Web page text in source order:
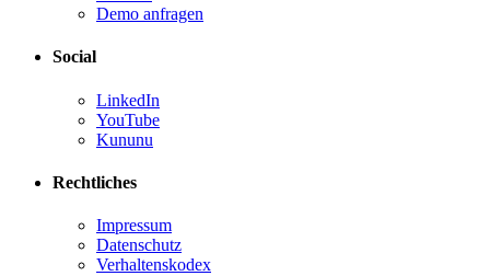
Demo anfragen
Social
LinkedIn
YouTube
Kununu
Rechtliches
Impressum
Datenschutz
Verhaltenskodex